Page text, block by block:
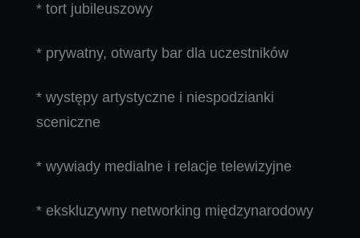
* tort jubileuszowy
* prywatny, otwarty bar dla uczestników
* występy artystyczne i niespodzianki
sceniczne
* wywiady medialne i relacje telewizyjne
* ekskluzywny networking międzynarodowy